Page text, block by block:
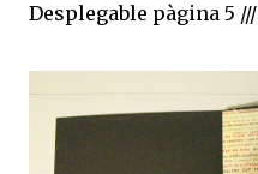
Desplegable pàgina 5 ///